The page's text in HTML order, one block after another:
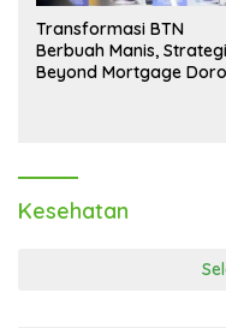
Transformasi BTN
Berbuah Manis, Strategi
Beyond Mortgage
Kesehatan